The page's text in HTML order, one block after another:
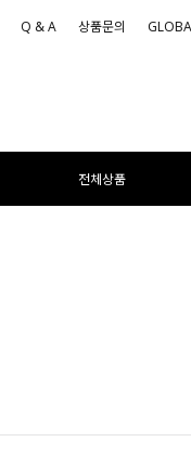
Q & A 상품문의
전체상품